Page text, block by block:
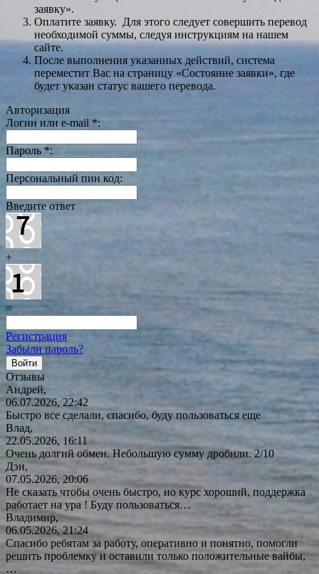
заявку».
Оплатите заявку. Для этого следует совершить перевод
необходимой суммы, следуя инструкциям на нашем
сайте.
После выполнения указанных действий, система
переместит Вас на страницу «Состояние заявки», где
будет указан статус вашего перевода.
Авторизация
Логин или e-mail *:
Пароль *:
Персональный пин код:
Введите ответ
+
=
Регистрация
Забыли пароль?
Отзывы
Андрей,
06.07.2026, 22:42
Быстро все сделали, спасибо, буду пользоваться еще
Влад,
22.05.2026, 16:11
Очень долгий обмен. Небольшую сумму дробили. 2/10
Дэн,
07.05.2026, 20:06
Не сказать чтобы очень быстро, но курс хороший, поддержка
работает на ура ! Буду пользоваться…
Владимир,
06.05.2026, 21:24
Спасибо ребятам за работу, оперативно и понятно, помогли
решить проблемку и оставили только положительные вайбы,
…